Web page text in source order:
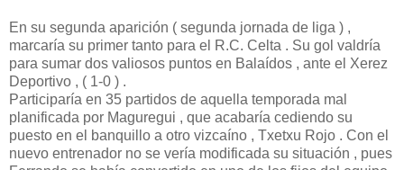
En su segunda aparición ( segunda jornada de liga ) ,
marcaría su primer tanto para el R.C. Celta . Su gol valdría
para sumar dos valiosos puntos en Balaídos , ante el Xerez
Deportivo , ( 1-0 ) .
Participaría en 35 partidos de aquella temporada mal
planificada por Maguregui , que acabaría cediendo su
puesto en el banquillo a otro vizcaíno , Txetxu Rojo . Con el
nuevo entrenador no se vería modificada su situación , pues